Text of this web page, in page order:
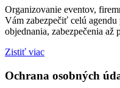
Organizovanie eventov,
Vám zabezpečiť celú
objednania, zabezpečenia až
Zistiť viac
Ochrana osobných